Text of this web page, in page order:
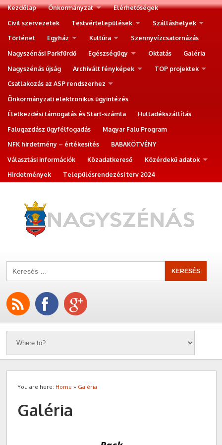
Kezdőlap Önkormányzat
Elérhetőségek
Civil szervezetek
Testvértelepülések
Szálláshelyek
Történet
Egyház Kultúra
Szennyvízcsatornázás
Nagyszénási Parkfürdő
Egészségügy Oktatás
Galéria
Nagyszénás újság
Archivált fényképek
TOP projektek
Csatlakozás az ASP rendszerhez
Önkormányzati elektronikus ügyintézés
Életkezdési támogatás és Start-számla
Hulladékszállítás
Falugazdász ügyfélfogadás
Magyar Falu Program
NFK hirdetmény – értékesítés
BABAKÖTVÉNY
Választási információk
Közadatkereső
Közérdekű adatok
Hirdetmények
Településrendezési terv 2024
You are here: Home » Galéria
Galéria